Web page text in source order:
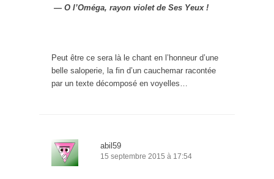
— O l’Oméga, rayon violet de Ses Yeux !
Peut être ce sera là le chant en l’honneur d’une
belle saloperie, la fin d’un cauchemar racontée
par un texte décomposé en voyelles…
abil59
15 septembre 2015 à 17:54